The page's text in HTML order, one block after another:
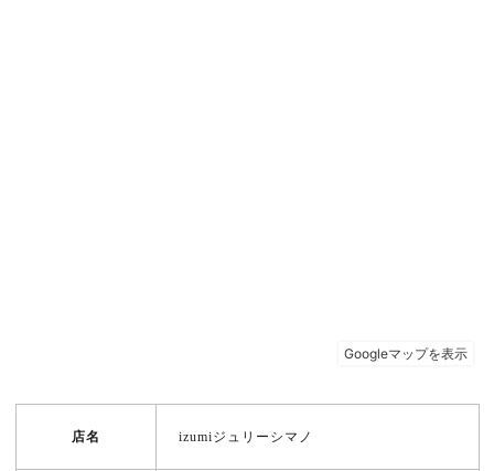
店名 izumiジュリーシマノ